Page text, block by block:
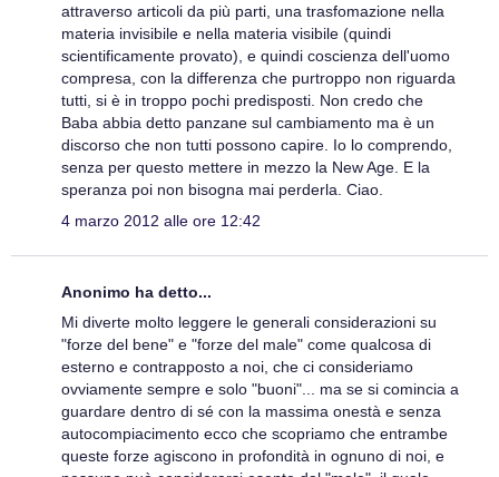
attraverso articoli da più parti, una trasfomazione nella
materia invisibile e nella materia visibile (quindi
scientificamente provato), e quindi coscienza dell'uomo
compresa, con la differenza che purtroppo non riguarda
tutti, si è in troppo pochi predisposti. Non credo che
Baba abbia detto panzane sul cambiamento ma è un
discorso che non tutti possono capire. Io lo comprendo,
senza per questo mettere in mezzo la New Age. E la
speranza poi non bisogna mai perderla. Ciao.
4 marzo 2012 alle ore 12:42
Anonimo ha detto...
Mi diverte molto leggere le generali considerazioni su
"forze del bene" e "forze del male" come qualcosa di
esterno e contrapposto a noi, che ci consideriamo
ovviamente sempre e solo "buoni"... ma se si comincia a
guardare dentro di sé con la massima onestà e senza
autocompiacimento ecco che scopriamo che entrambe
queste forze agiscono in profondità in ognuno di noi, e